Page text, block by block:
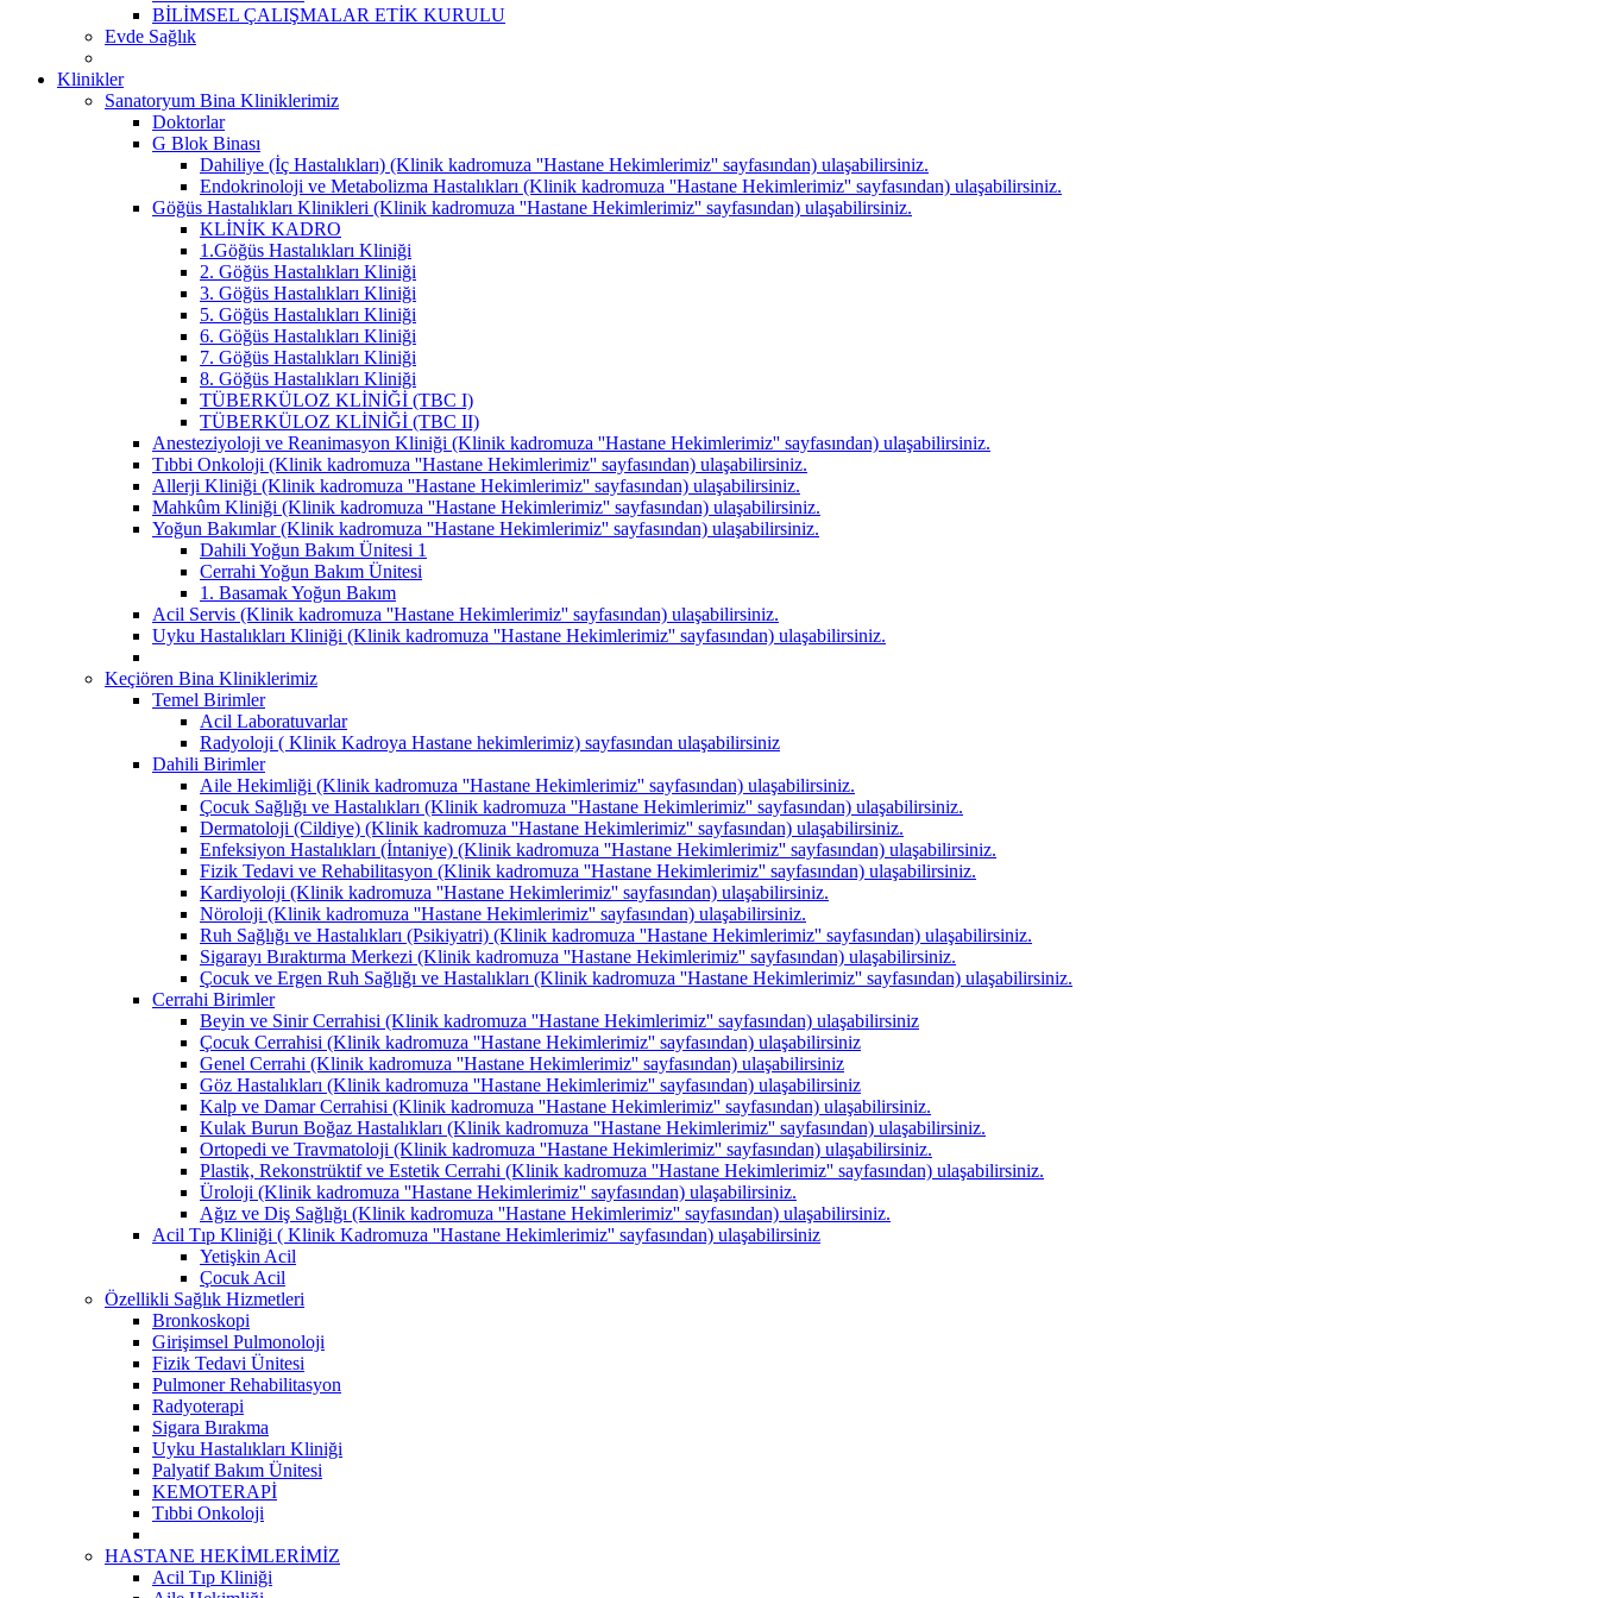
BİLİMSEL ÇALIŞMALAR ETİK KURULU
Evde Sağlık
Klinikler
Sanatoryum Bina Kliniklerimiz
Doktorlar
G Blok Binası
Dahiliye (İç Hastalıkları) (Klinik kadromuza ''Hastane Hekimlerimiz'' sayfasından) ulaşabilirsiniz.
Endokrinoloji ve Metabolizma Hastalıkları (Klinik kadromuza ''Hastane Hekimlerimiz'' sayfasından) ulaşabilirsiniz.
Göğüs Hastalıkları Klinikleri (Klinik kadromuza ''Hastane Hekimlerimiz'' sayfasından) ulaşabilirsiniz.
KLİNİK KADRO
1.Göğüs Hastalıkları Kliniği
2. Göğüs Hastalıkları Kliniği
3. Göğüs Hastalıkları Kliniği
5. Göğüs Hastalıkları Kliniği
6. Göğüs Hastalıkları Kliniği
7. Göğüs Hastalıkları Kliniği
8. Göğüs Hastalıkları Kliniği
TÜBERKÜLOZ KLİNİĞİ (TBC I)
TÜBERKÜLOZ KLİNİĞİ (TBC II)
Anesteziyoloji ve Reanimasyon Kliniği (Klinik kadromuza ''Hastane Hekimlerimiz'' sayfasından) ulaşabilirsiniz.
Tıbbi Onkoloji (Klinik kadromuza ''Hastane Hekimlerimiz'' sayfasından) ulaşabilirsiniz.
Allerji Kliniği (Klinik kadromuza ''Hastane Hekimlerimiz'' sayfasından) ulaşabilirsiniz.
Mahkûm Kliniği (Klinik kadromuza ''Hastane Hekimlerimiz'' sayfasından) ulaşabilirsiniz.
Yoğun Bakımlar (Klinik kadromuza ''Hastane Hekimlerimiz'' sayfasından) ulaşabilirsiniz.
Dahili Yoğun Bakım Ünitesi 1
Cerrahi Yoğun Bakım Ünitesi
1. Basamak Yoğun Bakım
Acil Servis (Klinik kadromuza ''Hastane Hekimlerimiz'' sayfasından) ulaşabilirsiniz.
Uyku Hastalıkları Kliniği (Klinik kadromuza ''Hastane Hekimlerimiz'' sayfasından) ulaşabilirsiniz.
Keçiören Bina Kliniklerimiz
Temel Birimler
Acil Laboratuvarlar
Radyoloji ( Klinik Kadroya Hastane hekimlerimiz) sayfasından ulaşabilirsiniz
Dahili Birimler
Aile Hekimliği (Klinik kadromuza ''Hastane Hekimlerimiz'' sayfasından) ulaşabilirsiniz.
Çocuk Sağlığı ve Hastalıkları (Klinik kadromuza ''Hastane Hekimlerimiz'' sayfasından) ulaşabilirsiniz.
Dermatoloji (Cildiye) (Klinik kadromuza ''Hastane Hekimlerimiz'' sayfasından) ulaşabilirsiniz.
Enfeksiyon Hastalıkları (İntaniye) (Klinik kadromuza ''Hastane Hekimlerimiz'' sayfasından) ulaşabilirsiniz.
Fizik Tedavi ve Rehabilitasyon (Klinik kadromuza ''Hastane Hekimlerimiz'' sayfasından) ulaşabilirsiniz.
Kardiyoloji (Klinik kadromuza ''Hastane Hekimlerimiz'' sayfasından) ulaşabilirsiniz.
Nöroloji (Klinik kadromuza ''Hastane Hekimlerimiz'' sayfasından) ulaşabilirsiniz.
Ruh Sağlığı ve Hastalıkları (Psikiyatri) (Klinik kadromuza ''Hastane Hekimlerimiz'' sayfasından) ulaşabilirsiniz.
Sigarayı Bıraktırma Merkezi (Klinik kadromuza ''Hastane Hekimlerimiz'' sayfasından) ulaşabilirsiniz.
Çocuk ve Ergen Ruh Sağlığı ve Hastalıkları (Klinik kadromuza ''Hastane Hekimlerimiz'' sayfasından) ulaşabilirsiniz.
Cerrahi Birimler
Beyin ve Sinir Cerrahisi (Klinik kadromuza ''Hastane Hekimlerimiz'' sayfasından) ulaşabilirsiniz
Çocuk Cerrahisi (Klinik kadromuza ''Hastane Hekimlerimiz'' sayfasından) ulaşabilirsiniz
Genel Cerrahi (Klinik kadromuza ''Hastane Hekimlerimiz'' sayfasından) ulaşabilirsiniz
Göz Hastalıkları (Klinik kadromuza ''Hastane Hekimlerimiz'' sayfasından) ulaşabilirsiniz
Kalp ve Damar Cerrahisi (Klinik kadromuza ''Hastane Hekimlerimiz'' sayfasından) ulaşabilirsiniz.
Kulak Burun Boğaz Hastalıkları (Klinik kadromuza ''Hastane Hekimlerimiz'' sayfasından) ulaşabilirsiniz.
Ortopedi ve Travmatoloji (Klinik kadromuza ''Hastane Hekimlerimiz'' sayfasından) ulaşabilirsiniz.
Plastik, Rekonstrüktif ve Estetik Cerrahi (Klinik kadromuza ''Hastane Hekimlerimiz'' sayfasından) ulaşabilirsiniz.
Üroloji (Klinik kadromuza ''Hastane Hekimlerimiz'' sayfasından) ulaşabilirsiniz.
Ağız ve Diş Sağlığı (Klinik kadromuza ''Hastane Hekimlerimiz'' sayfasından) ulaşabilirsiniz.
Acil Tıp Kliniği ( Klinik Kadromuza ''Hastane Hekimlerimiz'' sayfasından) ulaşabilirsiniz
Yetişkin Acil
Çocuk Acil
Özellikli Sağlık Hizmetleri
Bronkoskopi
Girişimsel Pulmonoloji
Fizik Tedavi Ünitesi
Pulmoner Rehabilitasyon
Radyoterapi
Sigara Bırakma
Uyku Hastalıkları Kliniği
Palyatif Bakım Ünitesi
KEMOTERAPİ
Tıbbi Onkoloji
HASTANE HEKİMLERİMİZ
Acil Tıp Kliniği